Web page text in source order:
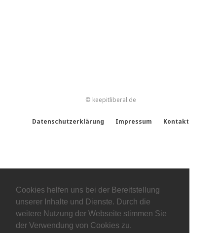
Cookies helfen uns bei der Bereitstellung
unserer Inhalte und Dienste. Durch die
weitere Nutzung der Webseite stimmen Sie
der Verwendung von Cookies zu.
© keepitliberal.de
Datenschutzerklärung Impressum Kontakt